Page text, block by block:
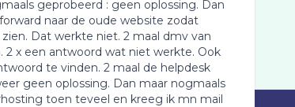
geprobeerd : geen oplossing. Dan
naar de oude website zodat
Dat werkte niet. 2 maal dmv van
2 x een antwoord wat niet werkte. Ook
te vinden. 2 maal de helpdesk
geen oplossing. Dan maar nogmaals
toen teveel en kreeg ik mn mail